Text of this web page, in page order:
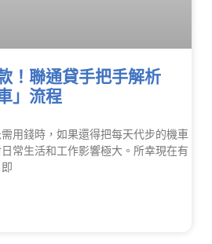
！聯通貸手把手解析
」流程
用錢時，如果還得把每天代步的機車
常生活和工作影響極大。所幸現在有